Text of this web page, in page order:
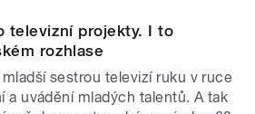
televizní projekty. I to
rozhlase
sestrou televizí ruku v ruce
a uvádění mladých talentů. A tak